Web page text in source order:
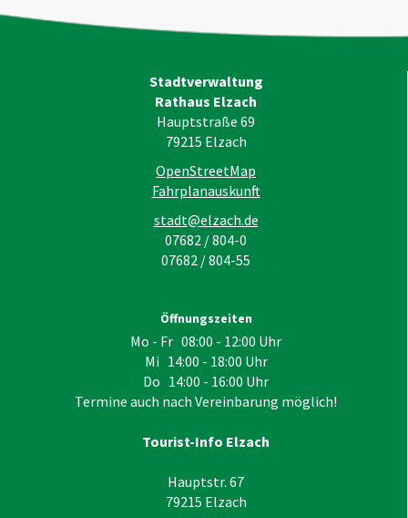
Stadtverwaltung
Rathaus Elzach
Hauptstraße 69
79215 Elzach
OpenStreetMap
Fahrplanauskunft
stadt@elzach.de
07682 / 804-0
07682 / 804-55
Öffnungszeiten
Mo - Fr 08:00 - 12:00 Uhr
Mi 14:00 - 18:00 Uhr
Do 14:00 - 16:00 Uhr
Termine auch nach Vereinbarung möglich!
Tourist-Info Elzach
Hauptstr. 67
79215 Elzach